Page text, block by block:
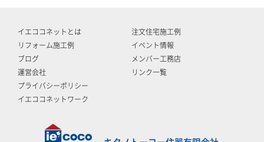
イエココネットとは
注文住宅施工例
リフォーム施工例
イベント情報
ブログ
メンバー工務店
運営会社
リンク一覧
プライバシーポリシー
イエココネットワーク